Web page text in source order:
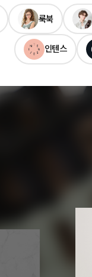
룩북
인텐스